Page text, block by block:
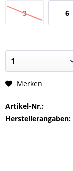
3 6
Merken
Artikel-Nr.:
Herstellerangaben: